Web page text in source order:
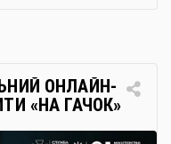
процедурою […]
ОНЛАЙН-
«НА ГАЧОК»